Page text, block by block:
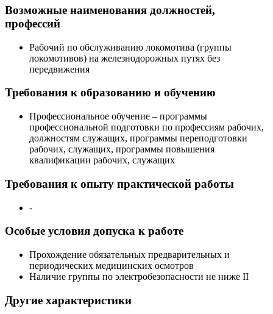
Возможные наименования должностей,
профессий
Рабочий по обслуживанию локомотива (группы
локомотивов) на железнодорожных путях без
передвижения
Требования к образованию и обучению
Профессиональное обучение – программы
профессиональной подготовки по профессиям рабочих,
должностям служащих, программы переподготовки
рабочих, служащих, программы повышения
квалификации рабочих, служащих
Требования к опыту практической работы
-
Особые условия допуска к работе
Прохождение обязательных предварительных и
периодических медицинских осмотров
Наличие группы по электробезопасности не ниже II
Другие характеристики